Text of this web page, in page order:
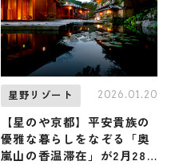
星野リゾート 2026.01.20
【星のや京都】平安貴族の
優雅な暮らしをなぞる「奥
嵐山の香温滞在」が2月28